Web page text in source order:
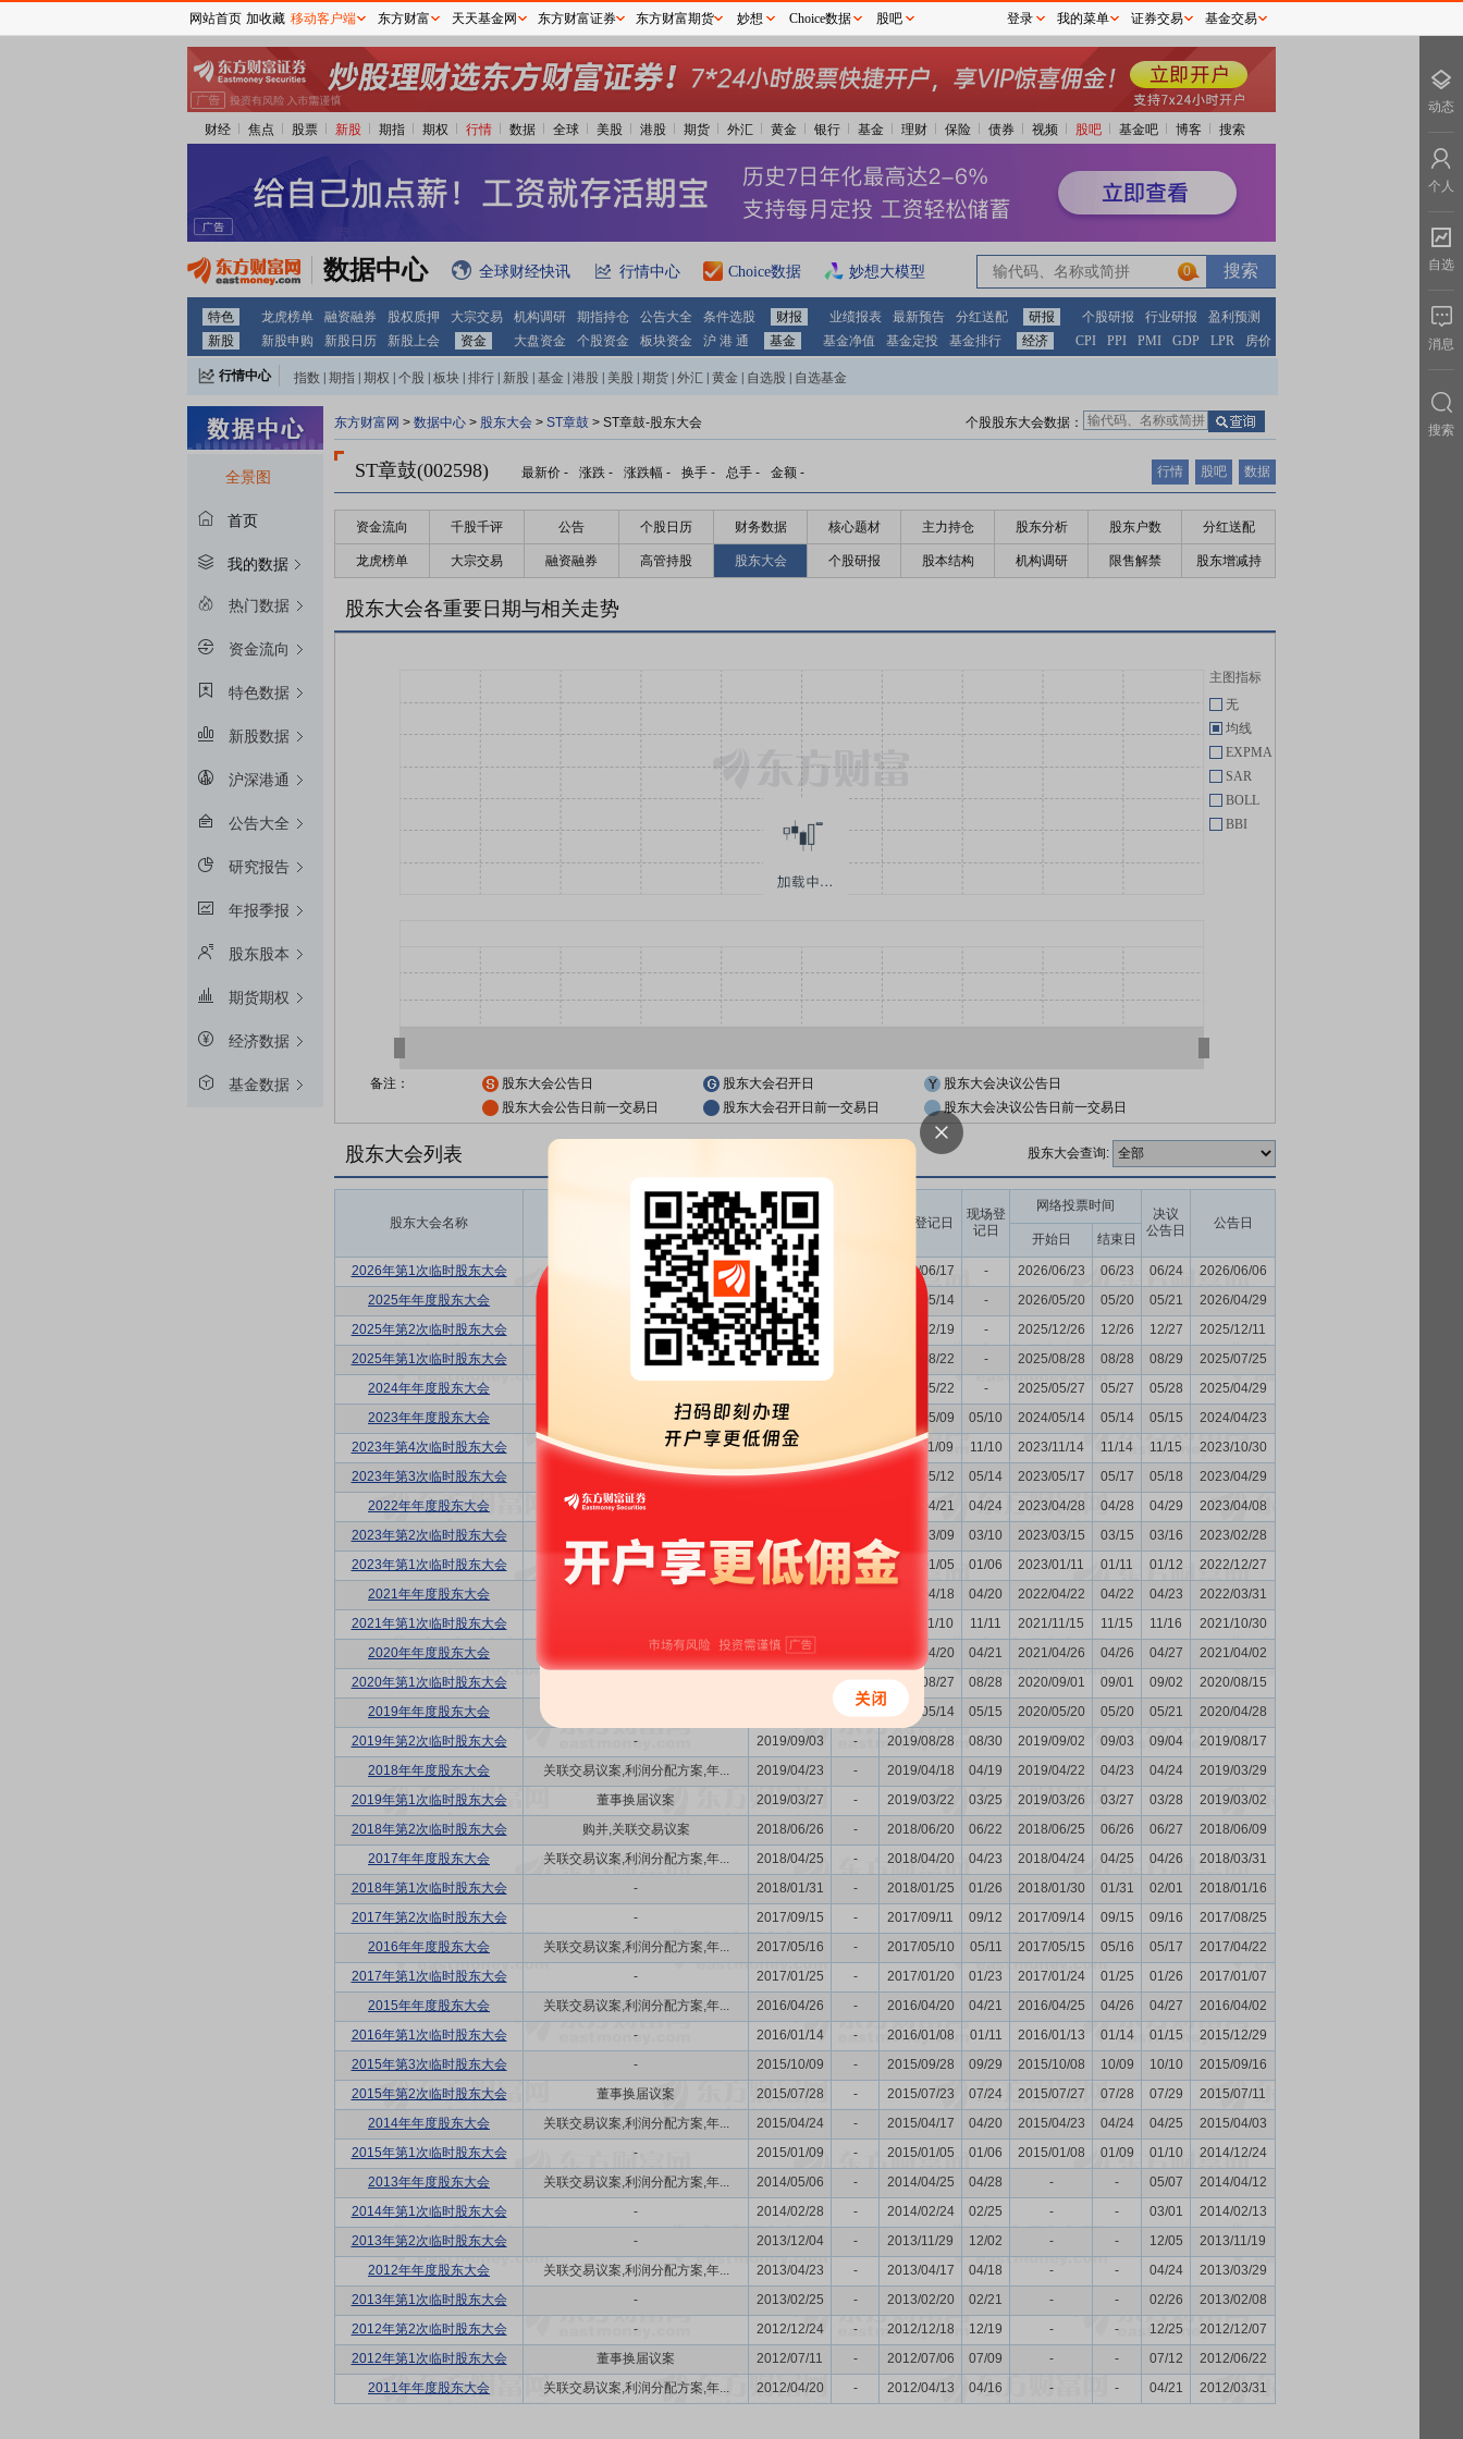
财经 焦点 股票 新股 期指 期权 行情 数据 全球 美股 港股 期货 外汇 黄金 银行 基金 理财 保险 债券 视频 股吧 基金吧 博客 搜索
数据中心 全球财经快讯 行情中心 Choice数据 妙想大模型 0
特色 龙虎榜单 融资融券 股权质押 大宗交易 机构调研 期指持仓 公告大全 条件选股 财报 业绩报表 最新预告 分红送配 研报 个股研报 行业研报
盈利预测
新股
新股申购 新股日历 新股上会 资金 大盘资金 个股资金 板块资金 沪 港 通 基金 基金净值 基金定投 基金排行 经济 CPI PPI PMI GDP LPR 房价
行情中心 指数 期指 期权 个股 板块 排行 新股 基金 港股 美股 期货 外汇 黄金 自选股 自选基金
全景图
首页
我的数据
热门数据
资金流向
特色数据
新股数据
沪深港通
公告大全
研究报告
年报季报
股东股本
期货期权
经济数据
基金数据
东方财富网 > 数据中心 > 股东大会 > ST章鼓 > ST章鼓-股东大会 个股股东大会数据：
ST章鼓(002598) 最新价 - 涨跌 - 涨跌幅 - 换手 - 总手 - 金额 - 行情 股吧 数据
资金流向 千股千评 公告 个股日历 财务数据 核心题材 主力持仓 股东分析 股东户数 分红送配
龙虎榜单 大宗交易 融资融券 高管持股 股东大会 个股研报 股本结构 机构调研 限售解禁 股东增减持
股东大会各重要日期与相关走势
主图指标
无
均线
EXPMA
SAR
BOLL
BBI
备注： 股东大会公告日 股东大会召开日
股东大会决议公告日
股东大会公告日前一交易日
股东大会召开日前一交易日 股东大会决议公告日前一交易日
股东大会列表 股东大会查询:
股东大会名称 议题涉及内容
召开时间
股权登记日
现场登
记日
网络投票时间
决议
公告日
公告日
开始日
开始日 结束日
2026年第1次临时股东大会 2026/06/23 2026/06/17 - 2026/06/23 06/23 06/24
2026/06/06
2025年年度股东大会
关联交易议案,利润分配方案,年... 2026/05/20 2026/05/14 - 2026/05/20 05/20 05/21
2026/04/29
2025年第2次临时股东大会
关联交易议案 2025/12/26 2025/12/19 - 2025/12/26 12/26 12/27
2025/12/11
2025年第1次临时股东大会
董事换届议案,关联交易议案 2025/08/28 2025/08/22 - 2025/08/28 08/28 08/29
2025/07/25
2024年年度股东大会
2025/05/22 - 2025/05/27 05/27 05/28
2025/04/29
2023年年度股东大会
关联交易议案,利润分配方案,年... 2024/05/14 2024/05/09 05/10 2024/05/14 05/14 05/15
2024/04/23
2023年第4次临时股东大会
关联交易议案 2023/11/14 2023/11/09 11/10 2023/11/14 11/14 11/15
2023/10/30
2023年第3次临时股东大会
关联交易议案 2023/05/17 2023/05/12 05/14 2023/05/17 05/17 05/18
2023/04/29
2022年年度股东大会
关联交易议案,利润分配方案,年... 2023/04/21 04/24 2023/04/28 04/28 04/29
2023/04/08
2023年第2次临时股东大会
发行公司债券的议案,关联交易... 2023/03/15 2023/03/09 03/10 2023/03/15 03/15 03/16
2023/02/28
2023年第1次临时股东大会
发行公司债券的议案,关联交易... 2023/01/11 2023/01/05 01/06 2023/01/11 01/11 01/12
2022/12/27
2021年年度股东大会
2022/04/18 04/20 2022/04/22 04/22 04/23
2022/03/31
2021年第1次临时股东大会
2021/11/10 11/11 2021/11/15 11/15 11/16
2021/10/30
2020年年度股东大会
关联交易议案,利润分配方案,年... 2021/04/26 2021/04/20 04/21 2021/04/26 04/26 04/27
2021/04/02
2020年第1次临时股东大会
- 2020/08/27 08/28 2020/09/01 09/01 09/02
2020/08/15
2019年年度股东大会
2020/05/14 05/15 2020/05/20 05/20 05/21
2020/04/28
2019年第2次临时股东大会
- 2019/09/03 - 2019/08/28 08/30 2019/09/02 09/03 09/04
2019/08/17
2018年年度股东大会
关联交易议案,利润分配方案,年... 2019/04/23 - 2019/04/18 04/19 2019/04/22 04/23 04/24
2019/03/29
2019年第1次临时股东大会
董事换届议案 2019/03/27 - 2019/03/22 03/25 2019/03/26 03/27 03/28
2019/03/02
2018年第2次临时股东大会
购并,关联交易议案 2018/06/26 - 2018/06/20 06/22 2018/06/25 06/26 06/27
2018/06/09
2017年年度股东大会
关联交易议案,利润分配方案,年... 2018/04/25 - 2018/04/20 04/23 2018/04/24 04/25 04/26
2018/03/31
2018年第1次临时股东大会
- 2018/01/31 - 2018/01/25 01/26 2018/01/30 01/31 02/01
2018/01/16
2017年第2次临时股东大会
- 2017/09/15 - 2017/09/11 09/12 2017/09/14 09/15 09/16
2017/08/25
2016年年度股东大会
关联交易议案,利润分配方案,年... 2017/05/16 - 2017/05/10 05/11 2017/05/15 05/16 05/17
2017/04/22
2017年第1次临时股东大会
- 2017/01/25 - 2017/01/20 01/23 2017/01/24 01/25 01/26
2017/01/07
2015年年度股东大会
关联交易议案,利润分配方案,年... 2016/04/26 - 2016/04/20 04/21 2016/04/25 04/26 04/27
2016/04/02
2016年第1次临时股东大会
- 2016/01/14 - 2016/01/08 01/11 2016/01/13 01/14 01/15
2015/12/29
2015年第3次临时股东大会
- 2015/10/09 - 2015/09/28 09/29 2015/10/08 10/09 10/10
2015/09/16
2015年第2次临时股东大会
董事换届议案 2015/07/28 - 2015/07/23 07/24 2015/07/27 07/28 07/29
2015/07/11
2014年年度股东大会
关联交易议案,利润分配方案,年... 2015/04/24 - 2015/04/17 04/20 2015/04/23 04/24 04/25
2015/04/03
2015年第1次临时股东大会
- 2015/01/09 - 2015/01/05 01/06 2015/01/08 01/09 01/10
2014/12/24
2013年年度股东大会
关联交易议案,利润分配方案,年... 2014/05/06 - 2014/04/25 04/28 - - 05/07
2014/04/12
2014年第1次临时股东大会
- 2014/02/28 - 2014/02/24 02/25 - - 03/01
2014/02/13
2013年第2次临时股东大会
- 2013/12/04 - 2013/11/29 12/02 - - 12/05
2013/11/19
2012年年度股东大会
关联交易议案,利润分配方案,年... 2013/04/23 - 2013/04/17 04/18 - - 04/24
2013/03/29
2013年第1次临时股东大会
- 2013/02/25 - 2013/02/20 02/21 - - 02/26
2013/02/08
2012年第2次临时股东大会
- 2012/12/24 - 2012/12/18 12/19 - - 12/25
2012/12/07
2012年第1次临时股东大会
董事换届议案 2012/07/11 - 2012/07/06 07/09 - - 07/12
2012/06/22
2011年年度股东大会
关联交易议案,利润分配方案,年... 2012/04/20 - 2012/04/13 04/16 - - 04/21 2012/03/31
网站首页 加收藏 移动客户端 东方财富 天天基金网 东方财富证券 东方财富期货 妙想 Choice数据 股吧 登录 我的菜单 证券交易 基金交易
动态
个人
自选
消息
搜索